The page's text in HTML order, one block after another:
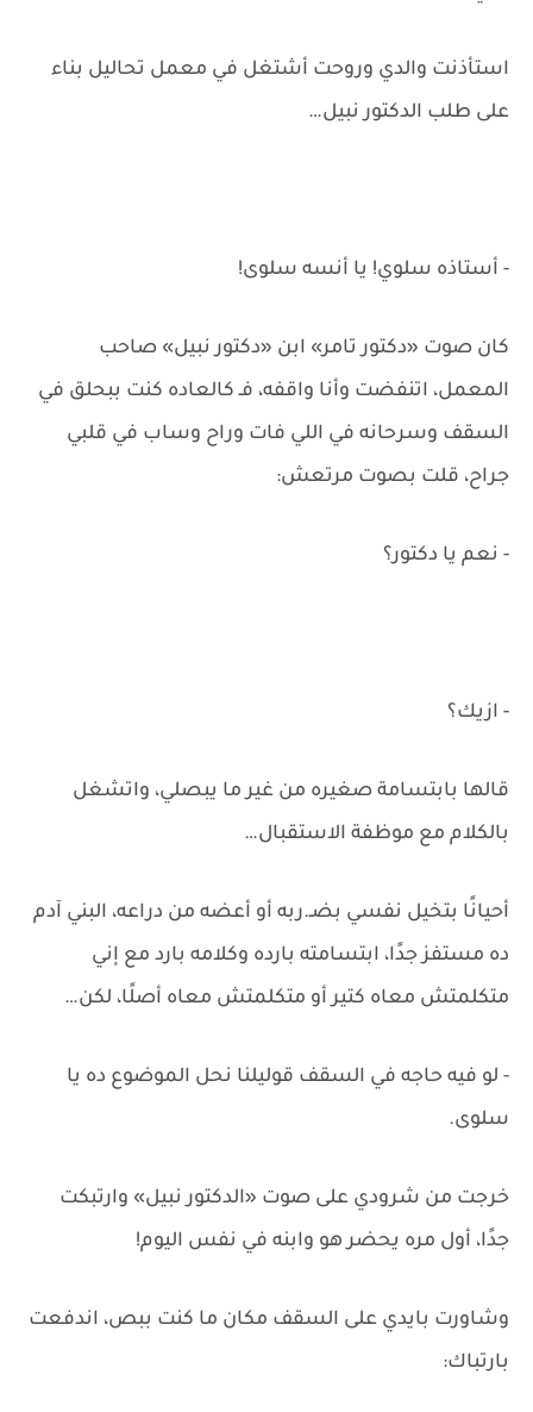
استأذنت والدي وروحت أشتغل في معمل تحاليل بناء
على طلب الدكتور نبيل…
- أستاذه سلوي! يا أنسه سلوى!
كان صوت «دكتور تامر» ابن «دكتور نبيل» صاحب
المعمل، اتنفضت وأنا واقفه، فـ كالعاده كنت ببحلق في
السقف وسرحانه في اللي فات وراح وساب في قلبي
جراح، قلت بصوت مرتعش:
- نعم يا دكتور؟
- ازيك؟
قالها بابتسامة صغيره من غير ما يبصلي، واتشغل
بالكلام مع موظفة الاستقبال…
أحيانًا بتخيل نفسي بضـ.ربه أو أعضه من دراعه، البني آدم
ده مستفز جدًا، ابتسامته بارده وكلامه بارد مع إني
متكلمتش معاه كتير أو متكلمتش معاه أصلًا، لكن…
- لو فيه حاجه في السقف قوليلنا نحل الموضوع ده يا
سلوى.
خرجت من شرودي على صوت «الدكتور نبيل» وارتبكت
جدًا، أول مره يحضر هو وابنه في نفس اليوم!
وشاورت بايدي على السقف مكان ما كنت ببص، اندفعت
بارتباك: